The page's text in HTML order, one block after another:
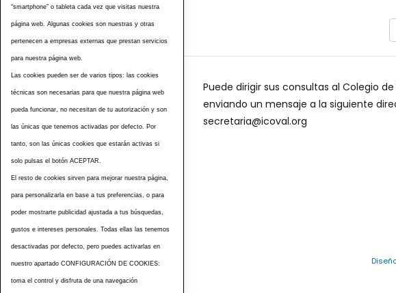
Puede dirigir sus consultas al Colegio
enviando un mensaje a la siguiente
secretaria@icoval.org
“smartphone” o tableta cada vez que visitas nuestra
página web. Algunas cookies son nuestras y otras
pertenecen a empresas externas que prestan servicios
para nuestra página web.
Las cookies pueden ser de varios tipos: las cookies
técnicas son necesarias para que nuestra página web
pueda funcionar, no necesitan de tu autorización y son
las únicas que tenemos activadas por defecto. Por
tanto, son las únicas cookies que estarán activas si
solo pulsas el botón ACEPTAR.
El resto de cookies sirven para mejorar nuestra página,
para personalizarla en base a tus preferencias, o para
poder mostrarte publicidad ajustada a tus búsquedas,
gustos e intereses personales. Todas ellas las tenemos
desactivadas por defecto, pero puedes activarlas en
nuestro apartado CONFIGURACIÓN DE COOKIES:
toma el control y disfruta de una navegación